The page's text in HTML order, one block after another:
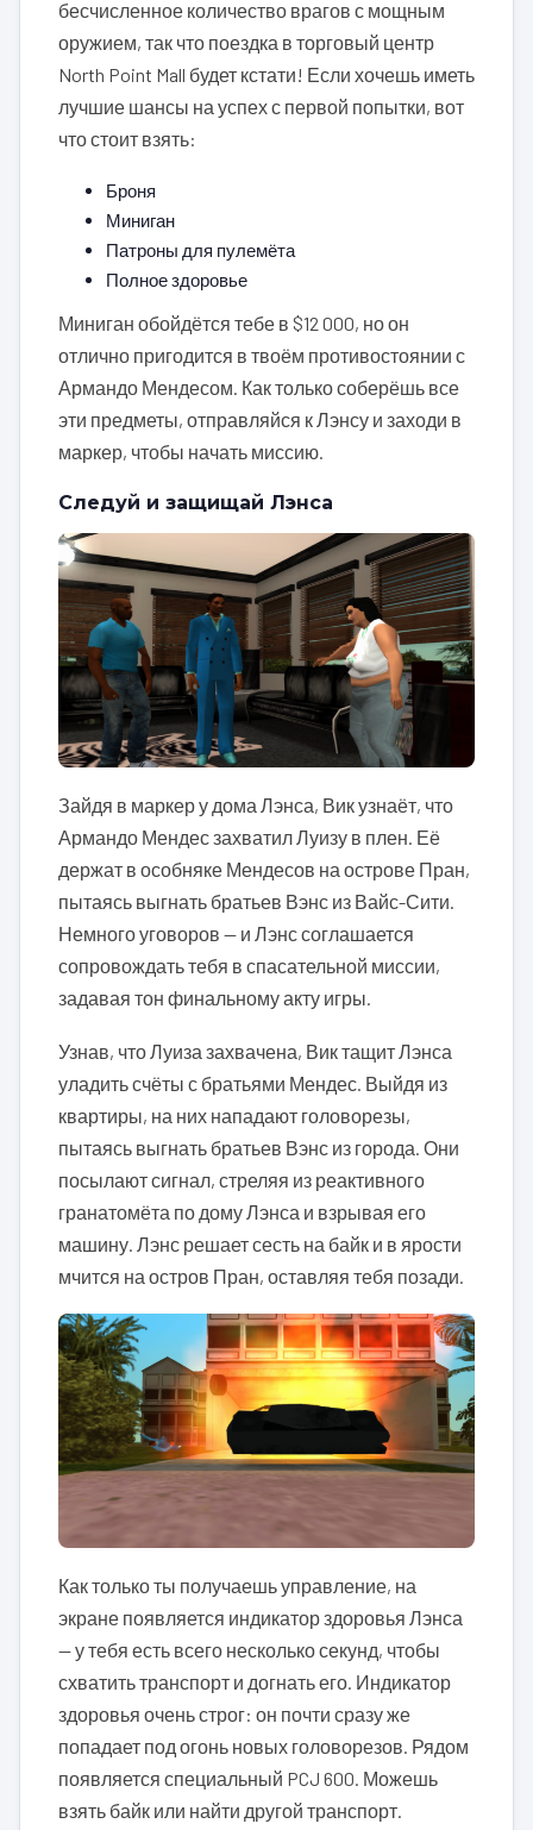
бесчисленное количество врагов с мощным
оружием, так что поездка в торговый центр
North Point Mall будет кстати! Если хочешь иметь
лучшие шансы на успех с первой попытки, вот
что стоит взять:
Броня
Миниган
Патроны для пулемёта
Полное здоровье
Миниган обойдётся тебе в $12 000, но он
отлично пригодится в твоём противостоянии с
Армандо Мендесом. Как только соберёшь все
эти предметы, отправляйся к Лэнсу и заходи в
маркер, чтобы начать миссию.
Следуй и защищай Лэнса
Зайдя в маркер у дома Лэнса, Вик узнаёт, что
Армандо Мендес захватил Луизу в плен. Её
держат в особняке Мендесов на острове Пран,
пытаясь выгнать братьев Вэнс из Вайс-Сити.
Немного уговоров — и Лэнс соглашается
сопровождать тебя в спасательной миссии,
задавая тон финальному акту игры.
Узнав, что Луиза захвачена, Вик тащит Лэнса
уладить счёты с братьями Мендес. Выйдя из
квартиры, на них нападают головорезы,
пытаясь выгнать братьев Вэнс из города. Они
посылают сигнал, стреляя из реактивного
гранатомёта по дому Лэнса и взрывая его
машину. Лэнс решает сесть на байк и в ярости
мчится на остров Пран, оставляя тебя позади.
Как только ты получаешь управление, на
экране появляется индикатор здоровья Лэнса
— у тебя есть всего несколько секунд, чтобы
схватить транспорт и догнать его. Индикатор
здоровья очень строг: он почти сразу же
попадает под огонь новых головорезов. Рядом
появляется специальный PCJ 600. Можешь
взять байк или найти другой транспорт.